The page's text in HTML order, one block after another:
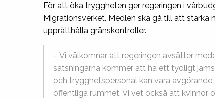
För att öka tryggheten ger regeringen i
Migrationsverket. Medlen ska gå till att
upprätthålla gränskontroller.
– Vi välkomnar att regeringen avsätter
satsningarna kommer att ha ett tydligt
och trygghetspersonal kan vara
offentliga rummet. Vi vet också att kvinnor